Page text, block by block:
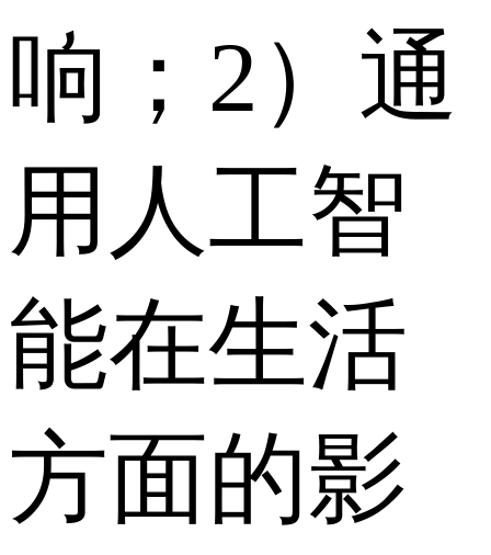
响；2）通
用人工智
能在生活
方面的影